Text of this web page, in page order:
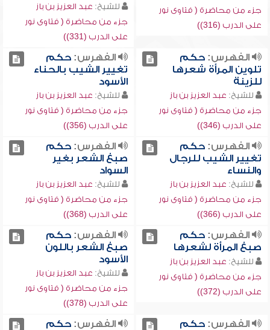
جزء من محاضرة ( فتاوى نور
على الدرب (316))
للشيخ: عبد العزيز بن باز
جزء من محاضرة ( فتاوى نور
على الدرب (331))
الفهرس:حكم
تلوين المرأة شعرها
للزينة
للشيخ: عبد العزيز بن باز
جزء من محاضرة ( فتاوى نور
على الدرب (346))
الفهرس:حكم
تغيير الشيب بالحناء
الأسود
للشيخ: عبد العزيز بن باز
جزء من محاضرة ( فتاوى نور
على الدرب (356))
الفهرس:حكم
تغيير الشيب للرجال
والنساء
للشيخ: عبد العزيز بن باز
جزء من محاضرة ( فتاوى نور
على الدرب (366))
الفهرس:حكم
صبغ الشعر بغير
السواد
للشيخ: عبد العزيز بن باز
جزء من محاضرة ( فتاوى نور
على الدرب (368))
الفهرس:حكم
صبغ المرأة لشعرها
للشيخ: عبد العزيز بن باز
جزء من محاضرة ( فتاوى نور
على الدرب (372))
الفهرس:حكم
صبغ الشعر باللون
الأسود
للشيخ: عبد العزيز بن باز
جزء من محاضرة ( فتاوى نور
على الدرب (378))
الفهرس:حكم
الفهرس:حكم